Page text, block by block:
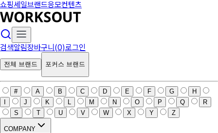
쇼핑세일브랜드응모컨텐츠
검색알림장바구니(0)로그인
전체 브랜드 포커스 브랜드
# A B C D E F G
H
I
J K L M N O P Q
R
S
T U V W X Y Z
COMPANY